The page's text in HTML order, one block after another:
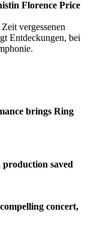
Florence Price
vergessenen
Entdeckungen, bei
brings Ring
saved
concert,